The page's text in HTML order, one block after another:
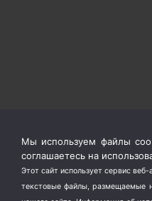
Мы используем файлы
соглашаетесь на
Этот сайт использует сервис
текстовые файлы, размещаемые